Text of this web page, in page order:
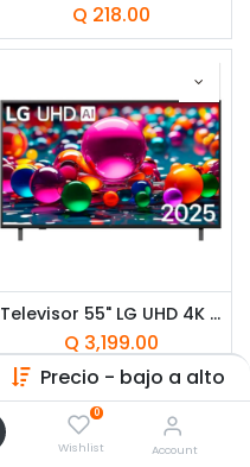
Precio - bajo a alto
0
Wishlist Account
Q 218.00
Televisor 55" LG UHD 4K Smart TV ThinQ AI
Q 3,199.00